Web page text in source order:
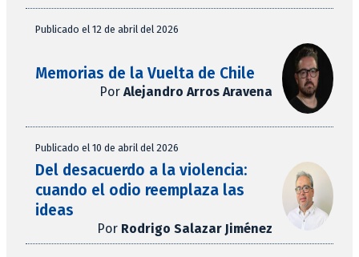
Publicado el 12 de abril del 2026
Memorias de la Vuelta de Chile
Por Alejandro Arros Aravena
Publicado el 10 de abril del 2026
Del desacuerdo a la violencia:
cuando el odio reemplaza las
ideas
Por Rodrigo Salazar Jiménez